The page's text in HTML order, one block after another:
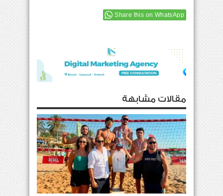
Share this on WhatsApp
مقالات مشابهة